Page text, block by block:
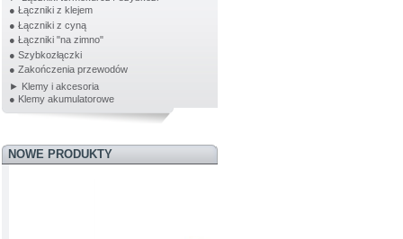
● Łączniki z klejem
● Łączniki z cyną
● Łączniki "na zimno"
● Szybkozłączki
● Zakończenia przewodów
► Klemy i akcesoria
● Klemy akumulatorowe
NOWE PRODUKTY